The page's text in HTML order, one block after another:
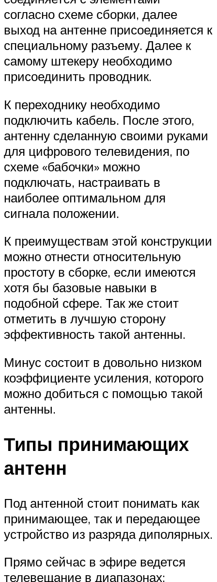
согласно схеме сборки, далее
выход на антенне присоединяется к
специальному разъему. Далее к
самому штекеру необходимо
присоединить проводник.
К переходнику необходимо
подключить кабель. После этого,
антенну сделанную своими руками
для цифрового телевидения, по
схеме «бабочки» можно
подключать, настраивать в
наиболее оптимальном для
сигнала положении.
К преимуществам этой конструкции
можно отнести относительную
простоту в сборке, если имеются
хотя бы базовые навыки в
подобной сфере. Так же стоит
отметить в лучшую сторону
эффективность такой антенны.
Минус состоит в довольно низком
коэффициенте усиления, которого
можно добиться с помощью такой
антенны.
Типы принимающих
антенн
Под антенной стоит понимать как
принимающее, так и передающее
устройство из разряда диполярных.
Прямо сейчас в эфире ведется
телевещание в диапазонах: